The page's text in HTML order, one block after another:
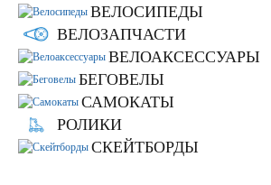
ВЕЛОСИПЕДЫ
ВЕЛОЗАПЧАСТИ
ВЕЛОАКСЕССУАРЫ
БЕГОВЕЛЫ
САМОКАТЫ
РОЛИКИ
СКЕЙТБОРДЫ